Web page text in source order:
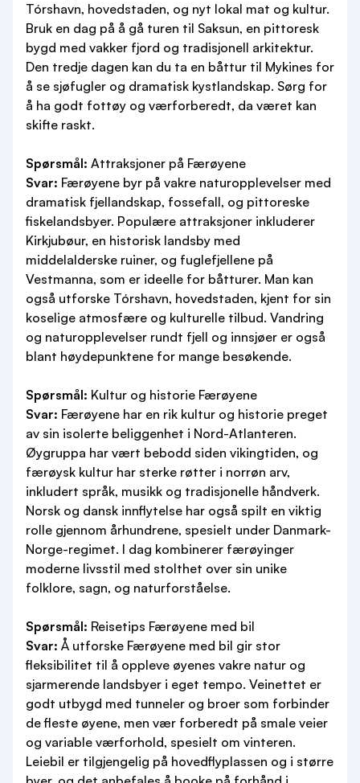
Tórshavn, hovedstaden, og nyt lokal mat og kultur.
Bruk en dag på å gå turen til Saksun, en pittoresk
bygd med vakker fjord og tradisjonell arkitektur.
Den tredje dagen kan du ta en båttur til Mykines for
å se sjøfugler og dramatisk kystlandskap. Sørg for
å ha godt fottøy og værforberedt, da været kan
skifte raskt.
Spørsmål: Attraksjoner på Færøyene
Svar: Færøyene byr på vakre naturopplevelser med
dramatisk fjellandskap, fossefall, og pittoreske
fiskelandsbyer. Populære attraksjoner inkluderer
Kirkjubøur, en historisk landsby med
middelalderske ruiner, og fuglefjellene på
Vestmanna, som er ideelle for båtturer. Man kan
også utforske Tórshavn, hovedstaden, kjent for sin
koselige atmosfære og kulturelle tilbud. Vandring
og naturopplevelser rundt fjell og innsjøer er også
blant høydepunktene for mange besøkende.
Spørsmål: Kultur og historie Færøyene
Svar: Færøyene har en rik kultur og historie preget
av sin isolerte beliggenhet i Nord-Atlanteren.
Øygruppa har vært bebodd siden vikingtiden, og
færøysk kultur har sterke røtter i norrøn arv,
inkludert språk, musikk og tradisjonelle håndverk.
Norsk og dansk innflytelse har også spilt en viktig
rolle gjennom århundrene, spesielt under Danmark-
Norge-regimet. I dag kombinerer færøyinger
moderne livsstil med stolthet over sin unike
folklore, sagn, og naturforståelse.
Spørsmål: Reisetips Færøyene med bil
Svar: Å utforske Færøyene med bil gir stor
fleksibilitet til å oppleve øyenes vakre natur og
sjarmerende landsbyer i eget tempo. Veinettet er
godt utbygd med tunneler og broer som forbinder
de fleste øyene, men vær forberedt på smale veier
og variable værforhold, spesielt om vinteren.
Leiebil er tilgjengelig på hovedflyplassen og i større